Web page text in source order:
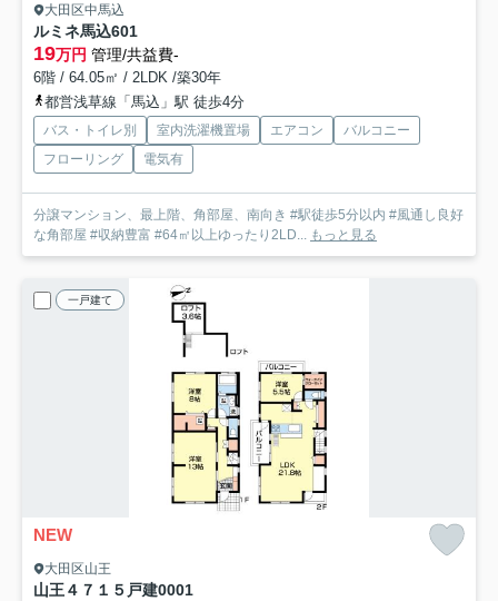
大田区中馬込
ルミネ馬込601
19万円 管理/共益費-
6階 / 64.05㎡ / 2LDK /築30年
都営浅草線「馬込」駅 徒歩4分
バス・トイレ別 室内洗濯機置場 エアコン
バルコニー
フローリング
電気有
分譲マンション、最上階、角部屋、南向き #駅徒歩5分以内 #風通し良好
な角部屋 #収納豊富 #64㎡以上ゆったり2LD... もっと見る
一戸建て
NEW
大田区山王
山王４７１５戸建0001